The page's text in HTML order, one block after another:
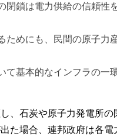
閉鎖は電力供給の信頼性
ためにも、民間の原子力
て基本的なインフラの一
、石炭や原子力発電所の
た場合、連邦政府は各電